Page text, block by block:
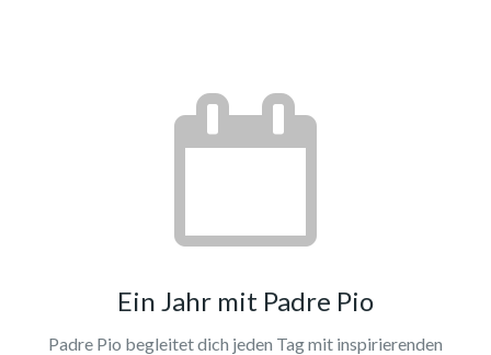
Ein Jahr mit Padre Pio
Padre Pio begleitet dich jeden Tag mit inspirierenden